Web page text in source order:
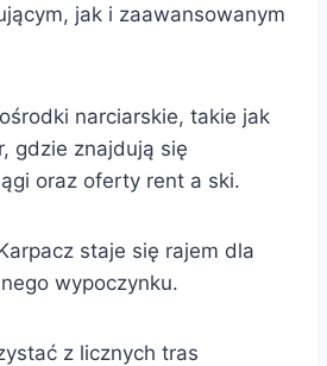
jak i zaawansowanym
narciarskie, takie jak
gdzie znajdują się
oraz oferty rent a ski.
staje się rajem dla
wypoczynku.
z licznych tras